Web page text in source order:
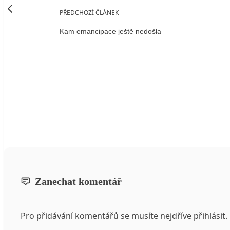
PŘEDCHOZÍ ČLÁNEK
Kam emancipace ještě nedošla
Zanechat komentář
Pro přidávání komentářů se musíte nejdříve přihlásit.